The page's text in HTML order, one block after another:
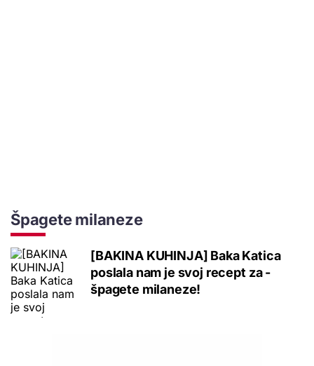
Špagete milaneze
[BAKINA KUHINJA] Baka Katica
poslala nam je svoj recept za -
špagete milaneze!